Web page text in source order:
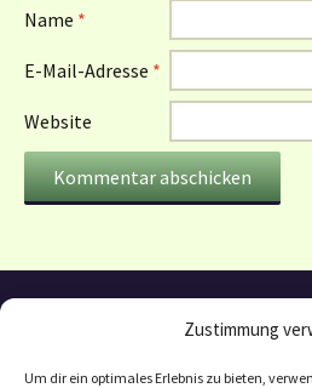
Zustimmung
Um dir ein optimales Erlebnis zu bieten,
Name *
E-Mail-Adresse *
Website